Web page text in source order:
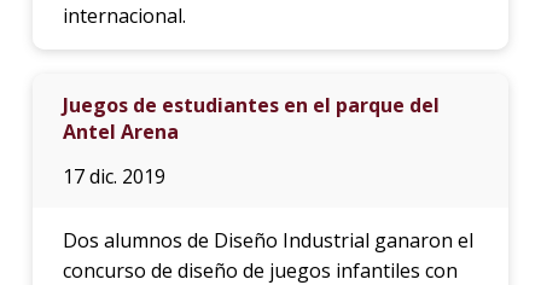
internacional.
Juegos de estudiantes en el parque del
Antel Arena
17 dic. 2019
Dos alumnos de Diseño Industrial ganaron el
concurso de diseño de juegos infantiles con